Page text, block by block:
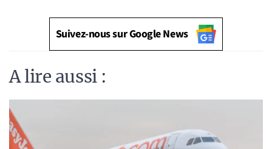
Suivez-nous sur Google News
A lire aussi :